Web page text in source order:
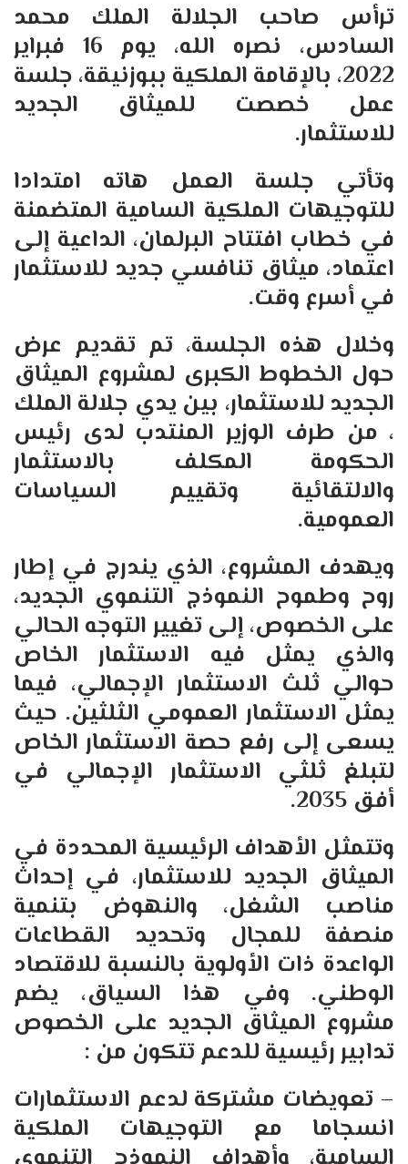
ترأس صاحب الجلالة الملك محمد
السادس، نصره الله، يوم 16 فبراير
2022، بالإقامة الملكية ببوزنيقة، جلسة
عمل خصصت للميثاق الجديد
للاستثمار.
وتأتي جلسة العمل هاته امتدادا
للتوجيهات الملكية السامية المتضمنة
في خطاب افتتاح البرلمان، الداعية إلى
اعتماد، ميثاق تنافسي جديد للاستثمار
في أسرع وقت.
وخلال هذه الجلسة، تم تقديم عرض
حول الخطوط الكبرى لمشروع الميثاق
الجديد للاستثمار، بين يدي جلالة الملك
، من طرف الوزير المنتدب لدى رئيس
الحكومة المكلف بالاستثمار
والالتقائية ‏وتقييم السياسات
العمومية.
ويهدف المشروع، الذي يندرج في إطار
روح وطموح النموذج التنموي الجديد،
على الخصوص، إلى تغيير التوجه الحالي
والذي يمثل فيه الاستثمار الخاص
حوالي ثلث الاستثمار الإجمالي، فيما
يمثل الاستثمار العمومي الثلثين. حيث
يسعى إلى رفع حصة الاستثمار الخاص
لتبلغ ثلثي الاستثمار الإجمالي في
أفق 2035.
وتتمثل الأهداف الرئيسية المحددة في
الميثاق الجديد للاستثمار، في إحداث
مناصب الشغل، والنهوض بتنمية
منصفة للمجال وتحديد القطاعات
الواعدة ذات الأولوية بالنسبة للاقتصاد
الوطني. وفي هذا السياق، يضم
مشروع الميثاق الجديد على الخصوص
تدابير رئيسية للدعم تتكون من :
– تعويضات مشتركة لدعم الاستثمارات
انسجاما مع التوجيهات الملكية